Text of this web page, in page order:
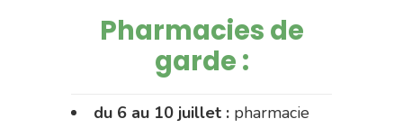
Pharmacies de
garde :
du 6 au 10 juillet : pharmacie